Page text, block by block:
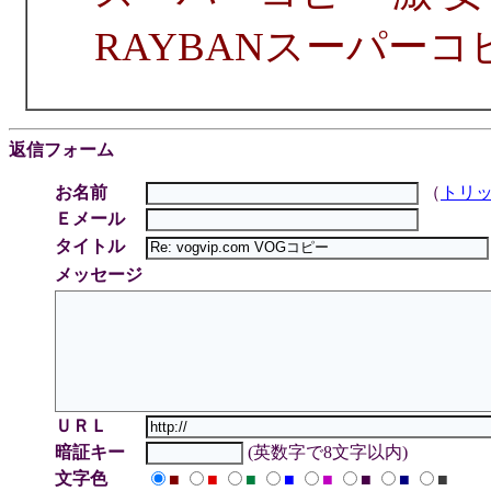
RAYBANスーパーコ
返信フォーム
お名前 （ トリ
Ｅメール
タイトル
メッセージ
ＵＲＬ
暗証キー
(英数字で8文字以内)
文字色
■ ■ ■ ■ ■ ■ ■ ■